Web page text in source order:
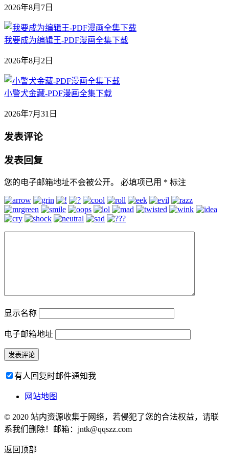
2026年8月7日
我要成为编辑王-PDF漫画全集下载
2026年8月2日
小警犬金藏-PDF漫画全集下载
2026年7月31日
发表评论
发表回复
您的电子邮箱地址不会被公开。 必填项已用 * 标注
显示名称
电子邮箱地址
有人回复时邮件通知我
网站地图
© 2020 站内资源收集于网络，若侵犯了您的合法权益，请联
系我们删除！邮箱：jntk@qqszz.com
返回顶部